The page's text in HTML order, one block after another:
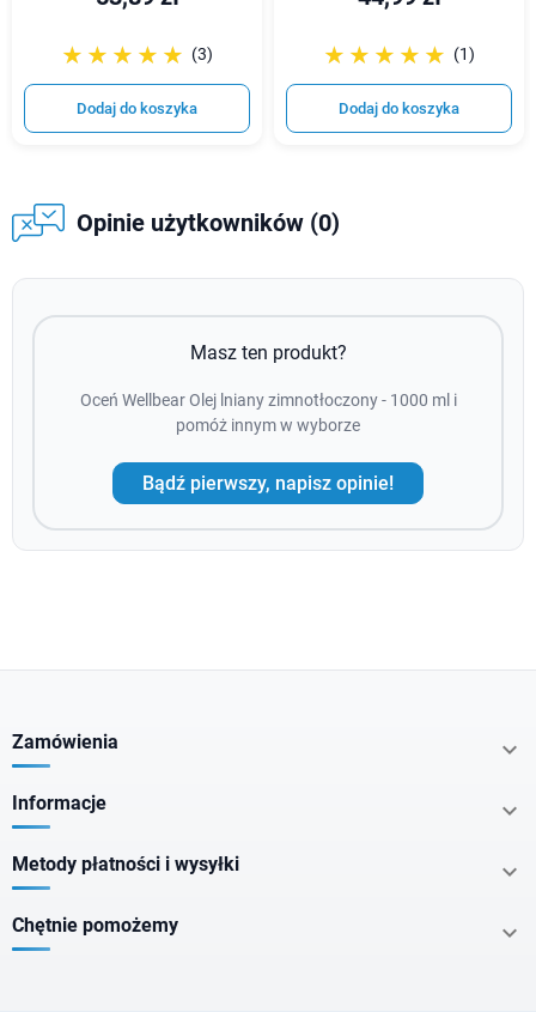
☆☆☆☆☆
★★★★★ (3)
Dodaj do koszyka
☆☆☆☆☆
★★★★★ (1)
Dodaj do koszyka
Opinie użytkowników (0)
Masz ten produkt?
Oceń Wellbear Olej lniany zimnotłoczony - 1000 ml i
pomóż innym w wyborze
Bądź pierwszy, napisz opinie!
Zamówienia 
Informacje 
Metody płatności i wysyłki 
Chętnie pomożemy 